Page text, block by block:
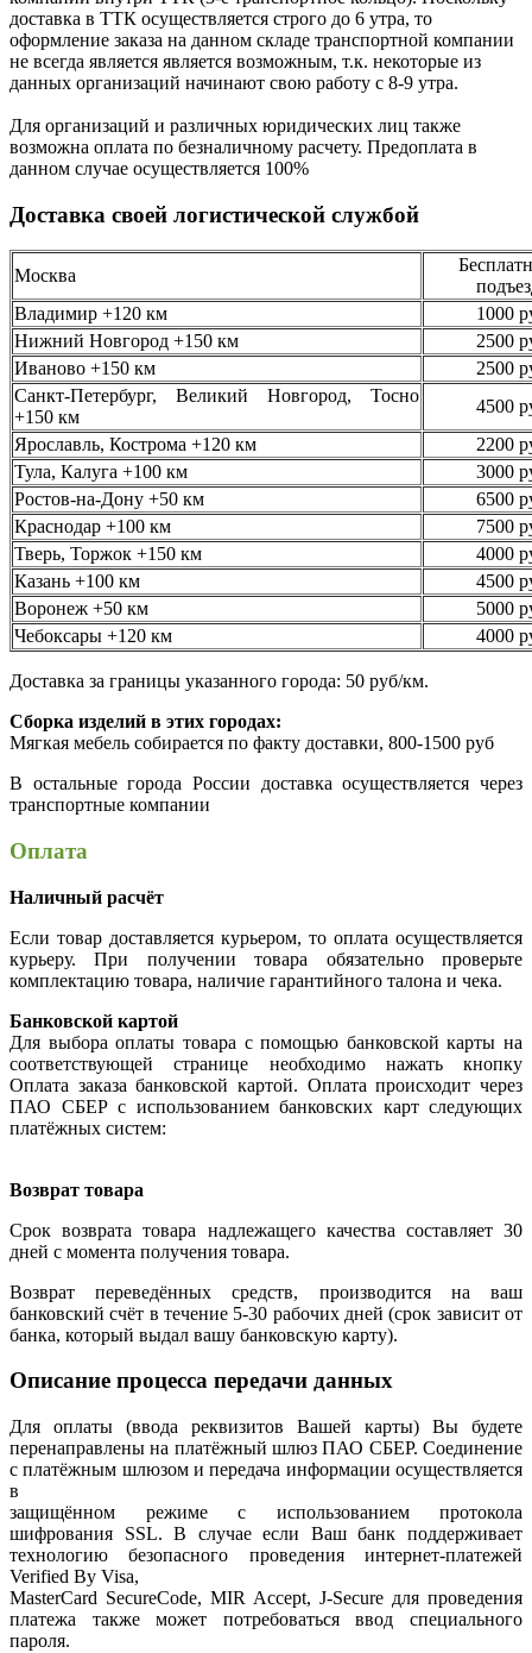
доставка в ТТК осуществляется строго до 6 утра, то
оформление заказа на данном складе транспортной компании
не всегда является является возможным, т.к. некоторые из
данных организаций начинают свою работу с 8-9 утра.
Для организаций и различных юридических лиц также
возможна оплата по безналичному расчету. Предоплата в
данном случае осуществляется 100%
Доставка своей логистической службой
Москва
Владимир +120 км
1000
Нижний Новгород +150 км
2500
Иваново +150 км
2500
Санкт-Петербург, Великий Новгород, Тосно
+150 км
4500
Ярославль, Кострома +120 км
2200
Тула, Калуга +100 км
3000
Ростов-на-Дону +50 км
6500
Краснодар +100 км
7500
Тверь, Торжок +150 км
4000
Казань +100 км
4500
Воронеж +50 км
5000
Чебоксары +120 км
4000
Доставка за границы указанного города: 50 руб/км.
Сборка изделий в этих городах:
Мягкая мебель собирается по факту доставки, 800-1500 руб
В остальные города России доставка осуществляется через
транспортные компании
Оплата
Наличный расчёт
Если товар доставляется курьером, то оплата осуществляется
курьеру. При получении товара обязательно проверьте
комплектацию товара, наличие гарантийного талона и чека.
Банковской картой
Для выбора оплаты товара с помощью банковской карты на
соответствующей странице необходимо нажать кнопку
Оплата заказа банковской картой. Оплата происходит через
ПАО СБЕР с использованием банковских карт следующих
платёжных систем:
Возврат товара
Срок возврата товара надлежащего качества составляет 30
дней с момента получения товара.
Возврат переведённых средств, производится на ваш
банковский счёт в течение 5-30 рабочих дней (срок зависит от
банка, который выдал вашу банковскую карту).
Описание процесса передачи данных
Для оплаты (ввода реквизитов Вашей карты) Вы будете
перенаправлены на платёжный шлюз ПАО СБЕР. Соединение
с платёжным шлюзом и передача информации осуществляется
в
защищённом режиме с использованием протокола
шифрования SSL. В случае если Ваш банк поддерживает
технологию безопасного проведения интернет-платежей
Verified By Visa,
MasterCard SecureCode, MIR Accept, J-Secure для проведения
платежа также может потребоваться ввод специального
пароля.